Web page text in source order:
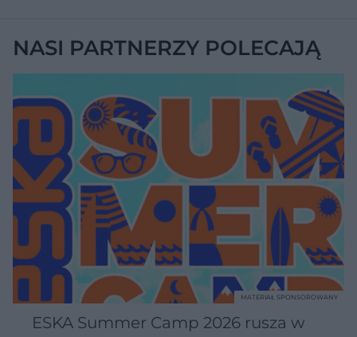
NASI PARTNERZY POLECAJĄ
ESKA Summer Camp 2026 rusza w
MATERIAŁ SPONSOROWANY